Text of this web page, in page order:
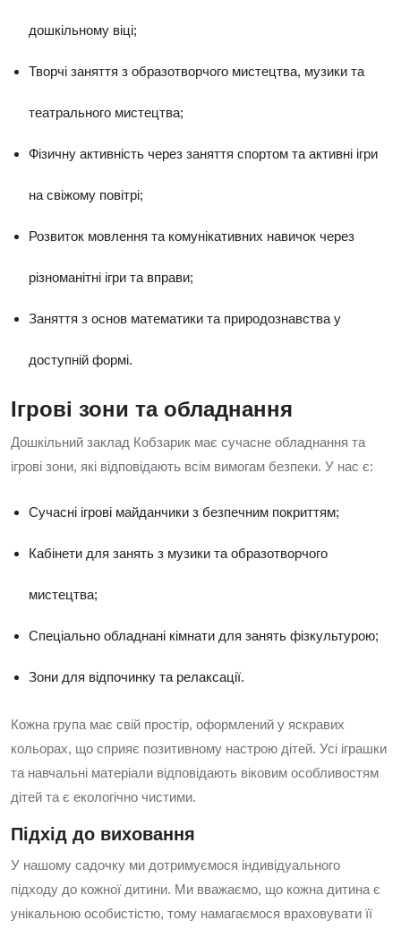
дошкільному віці;
Творчі заняття з образотворчого мистецтва, музики та
театрального мистецтва;
Фізичну активність через заняття спортом та активні ігри
на свіжому повітрі;
Розвиток мовлення та комунікативних навичок через
різноманітні ігри та вправи;
Заняття з основ математики та природознавства у
доступній формі.
Ігрові зони та обладнання
Дошкільний заклад Кобзарик має сучасне обладнання та
ігрові зони, які відповідають всім вимогам безпеки. У нас є:
Сучасні ігрові майданчики з безпечним покриттям;
Кабінети для занять з музики та образотворчого
мистецтва;
Спеціально обладнані кімнати для занять фізкультурою;
Зони для відпочинку та релаксації.
Кожна група має свій простір, оформлений у яскравих
кольорах, що сприяє позитивному настрою дітей. Усі іграшки
та навчальні матеріали відповідають віковим особливостям
дітей та є екологічно чистими.
Підхід до виховання
У нашому садочку ми дотримуємося індивідуального
підходу до кожної дитини. Ми вважаємо, що кожна дитина є
унікальною особистістю, тому намагаємося враховувати її